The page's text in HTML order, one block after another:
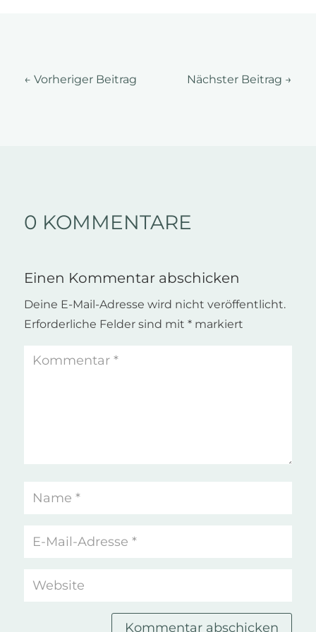
← Vorheriger Beitrag Nächster Beitrag →
0 KOMMENTARE
Einen Kommentar abschicken
Deine E-Mail-Adresse wird nicht veröffentlicht.
Erforderliche Felder sind mit *markiert
Kommentar abschicken